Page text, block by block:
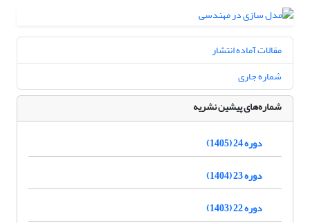
مقالات آماده انتشار
شماره جاری
شماره‌های پیشین نشریه
دوره 24 (1405)
دوره 23 (1404)
دوره 22 (1403)